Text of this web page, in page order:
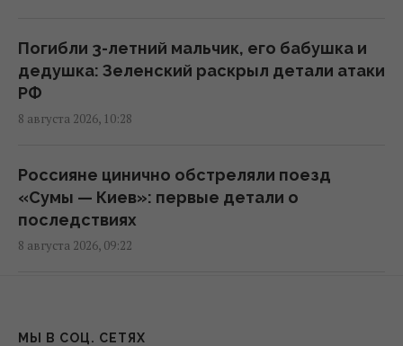
В России загорелись сразу два крупных
НПЗ после атаки украинских дронов
10:55 суббота, 08 августа 2026
Воздушные силы раскрыли детали ночной
атаки РФ
09:26 суббота, 08 августа 2026
Погибли 3-летний мальчик, его бабушка и
дедушка: Зеленский раскрыл детали атаки
РФ
8 августа 2026, 10:28
Россияне цинично обстреляли поезд
«Сумы — Киев»: первые детали о
последствиях
8 августа 2026, 09:22
МЫ В СОЦ. СЕТЯХ